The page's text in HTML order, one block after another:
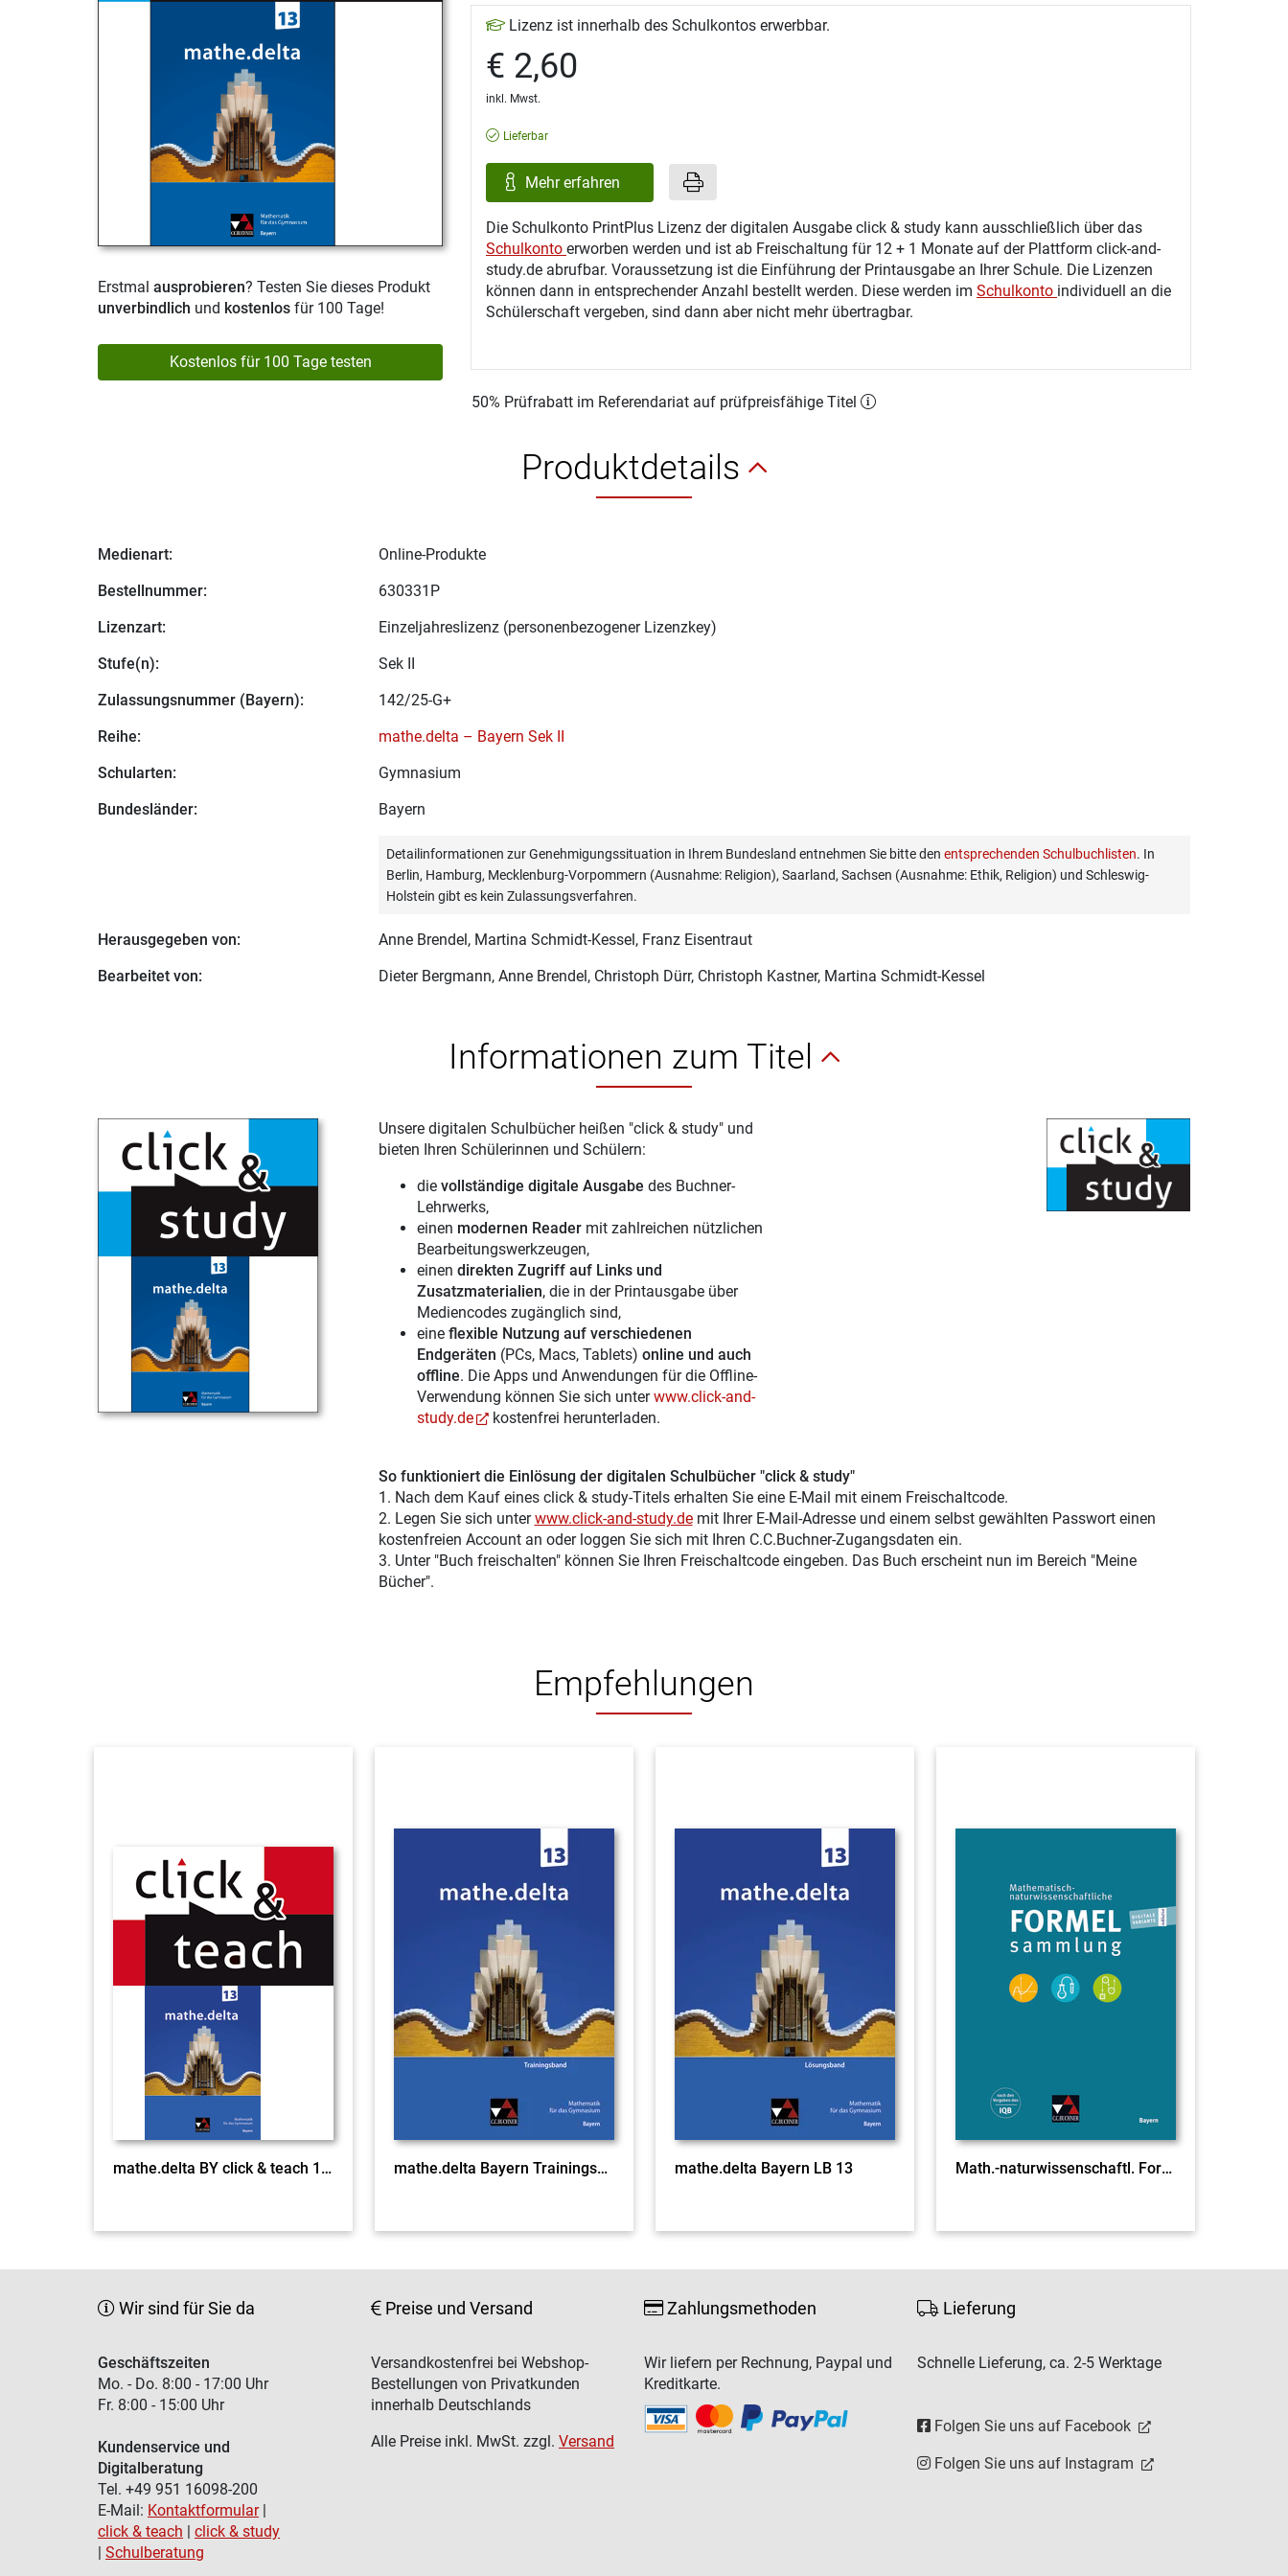
Erstmal ausprobieren? Testen Sie dieses Produkt
unverbindlich und kostenlos für 100 Tage!
Kostenlos für 100 Tage testen
Lizenz ist innerhalb des Schulkontos erwerbbar.
€ 2,60
inkl. Mwst.
Lieferbar
Mehr erfahren
Die Schulkonto PrintPlus Lizenz der digitalen Ausgabe click & study kann ausschließlich über das
Schulkonto erworben werden und ist ab Freischaltung für 12 + 1 Monate auf der Plattform click-and-
study.de abrufbar. Voraussetzung ist die Einführung der Printausgabe an Ihrer Schule. Die Lizenzen
können dann in entsprechender Anzahl bestellt werden. Diese werden im Schulkonto individuell an die
Schülerschaft vergeben, sind dann aber nicht mehr übertragbar.
50% Prüfrabatt im Referendariat auf prüfpreisfähige Titel
Produktdetails
Medienart:
Online-Produkte
Bestellnummer:
630331P
Lizenzart:
Einzeljahreslizenz (personenbezogener Lizenzkey)
Stufe(n):
Sek II
Zulassungsnummer (Bayern):
142/25-G+
Reihe:
mathe.delta – Bayern Sek II
Schularten:
Gymnasium
Bundesländer:
Bayern
Detailinformationen zur Genehmigungssituation in Ihrem Bundesland entnehmen Sie bitte den entsprechenden Schulbuchlisten. In
Berlin, Hamburg, Mecklenburg-Vorpommern (Ausnahme: Religion), Saarland, Sachsen (Ausnahme: Ethik, Religion) und Schleswig-
Holstein gibt es kein Zulassungsverfahren.
Herausgegeben von: Anne Brendel, Martina Schmidt-Kessel, Franz Eisentraut
Bearbeitet von:
Dieter Bergmann, Anne Brendel, Christoph Dürr, Christoph Kastner, Martina Schmidt-Kessel
Informationen zum Titel
Unsere digitalen Schulbücher heißen "click & study" und
bieten Ihren Schülerinnen und Schülern:
die vollständige digitale Ausgabe des Buchner-
Lehrwerks,
einen modernen Readermit zahlreichen nützlichen
Bearbeitungswerkzeugen,
einen direkten Zugriff auf Links und
Zusatzmaterialien, die in der Printausgabe über
Mediencodes zugänglich sind,
eine flexible Nutzung auf verschiedenen
Endgeräten (PCs, Macs, Tablets) online und auch
offline. Die Apps und Anwendungen für die Offline-
Verwendung können Sie sich unterwww.click-and-
study.de
kostenfrei herunterladen.
So funktioniert die Einlösung der digitalen Schulbücher "click & study"
1. Nach dem Kauf eines click & study-Titels erhalten Sie eine E-Mail mit einem Freischaltcode.
2. Legen Sie sich unterwww.click-and-study.demit Ihrer E-Mail-Adresse und einem selbst gewählten Passwort einen
kostenfreien Account an oder loggen Sie sich mit Ihren C.C.Buchner-Zugangsdaten ein.
3. Unter "Buch freischalten" können Sie Ihren Freischaltcode eingeben. Das Buch erscheint nun im Bereich "Meine
Bücher".
Empfehlungen
mathe.delta BY click & teach 13 EL mathe.delta Bayern Trainingsband 13 mathe.delta Bayern LB 13 Math.-naturwissenschaftl. Formelsammlung Bayern
Wir sind für Sie da
Geschäftszeiten
Mo. - Do. 8:00 - 17:00 Uhr
Fr. 8:00 - 15:00 Uhr
Kundenservice und
Digitalberatung
Tel. +49 951 16098-200
E-Mail: Kontaktformular|
click & teach | click & study
| Schulberatung
Preise und Versand
Versandkostenfrei bei Webshop-
Bestellungen von Privatkunden
innerhalb Deutschlands
Alle Preise inkl. MwSt. zzgl. Versand
Zahlungsmethoden
Wir liefern per Rechnung, Paypal und
Kreditkarte.
Lieferung
Schnelle Lieferung, ca. 2-5 Werktage
Folgen Sie uns auf Facebook
Folgen Sie uns auf Instagram